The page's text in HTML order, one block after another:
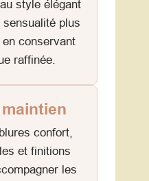
style élégant
plus
conservant
raffinée.
confort,
et finitions
les